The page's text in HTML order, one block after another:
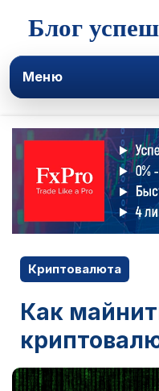
Блог
Меню
Криптовалюта
Как